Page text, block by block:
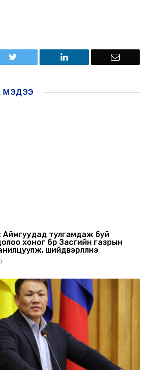
МЭДЭЭ
Аймгуудад тулгамдаж буй
хоног бүр Засгийн газрын
шийдвэрлүүлнэ